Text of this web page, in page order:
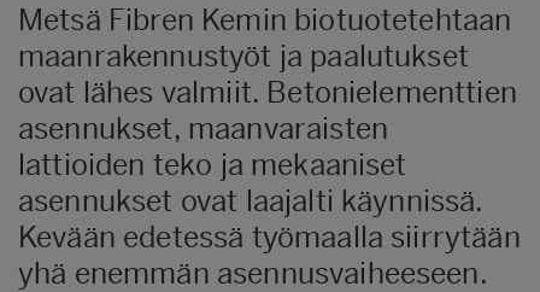
​Metsä Fibren Kemin biotuotetehtaan
maanrakennustyöt ja paalutukset
ovat lähes valmiit. Betonielementtien
asennukset, maanvaraisten
lattioiden teko ja mekaaniset
asennukset ovat laajalti käynnissä.
Kevään edetessä työmaalla siirrytään
yhä enemmän asennusvaiheeseen.